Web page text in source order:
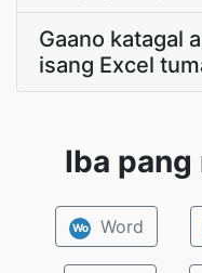
Gaano katagal
isang Excel
Iba
Wo Word